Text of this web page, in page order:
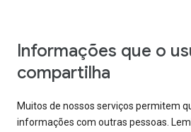
Informações que o
compartilha
Muitos de nossos serviços permitem
informações com outras pessoas.